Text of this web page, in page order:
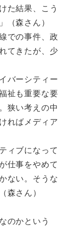
た結果、こう
（森さん）
での事件、政
てきたが、少
バーシティー
祉も重要な要
狭い考えの中
ればメディア
ィブになって
仕事をやめて
ない。そうな
森さん）
のかという